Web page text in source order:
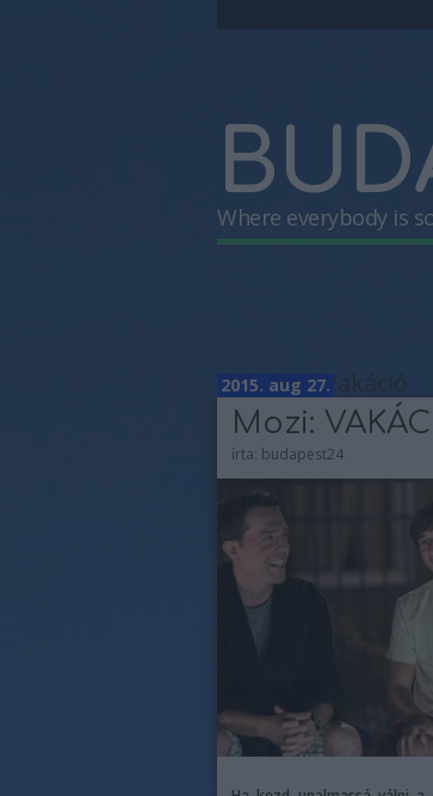
Where everybody is
Címkék»Vakáció
2015. aug 27.
Mozi:
írta: budapest24